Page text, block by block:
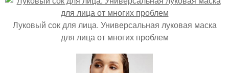
Луковый сок для лица. Универсальная луковая маска
для лица от многих проблем